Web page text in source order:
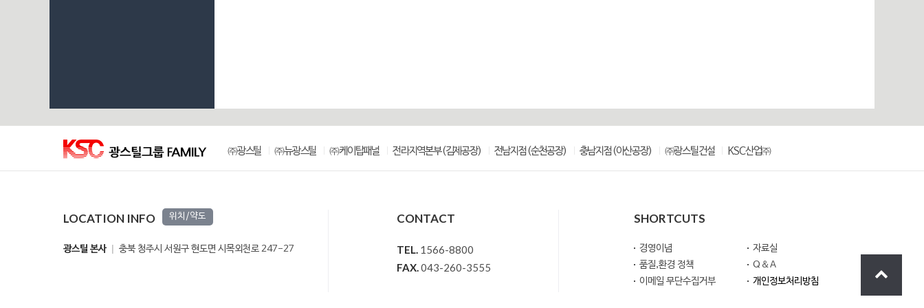
㈜광스틸 ㈜뉴광스틸 ㈜케이탑패널 전라지역본부(김제공장) 전남지점(순천공장) 충남지점(아산공장) ㈜광스틸건설 KSC산업㈜
LOCATION INFO 위치/약도
광스틸 본사 충북 청주시 서원구 현도면 시목외천로 247-27
CONTACT
TEL. 1566-8800
FAX.043-260-3555
SHORTCUTS
경영이념
자료실
품질,환경 정책
Q＆A
이메일 무단수집거부
개인정보처리방침